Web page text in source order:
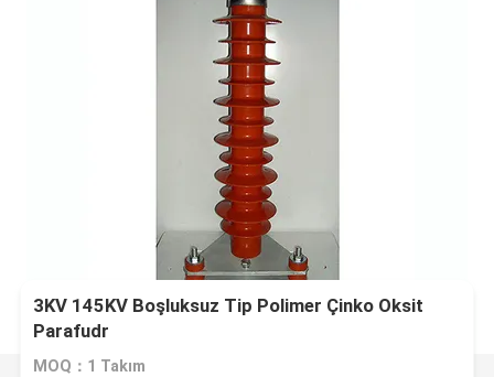
3KV 145KV Boşluksuz Tip Polimer Çinko Oksit
Parafudr
MOQ：1 Takım